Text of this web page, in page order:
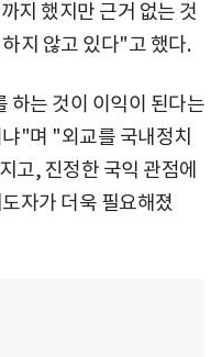
지 했지만 근거 없는 것
지 않고 있다"고 했다.
하는 것이 이익이 된다는
"며 "외교를 국내정치
고, 진정한 국익 관점에
자가 더욱 필요해졌